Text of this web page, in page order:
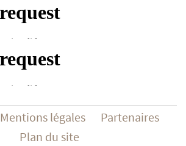
Mentions légales
Partenaires
Plan du site